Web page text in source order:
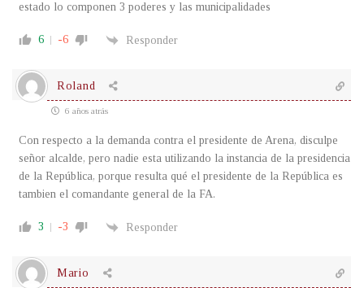
estado lo componen 3 poderes y las municipalidades
6 -6 Responder
Roland
6 años atrás
Con respecto a la demanda contra el presidente de Arena, disculpe
señor alcalde, pero nadie esta utilizando la instancia de la presidencia
de la República, porque resulta qué el presidente de la República es
tambien el comandante general de la FA.
3 -3 Responder
Mario